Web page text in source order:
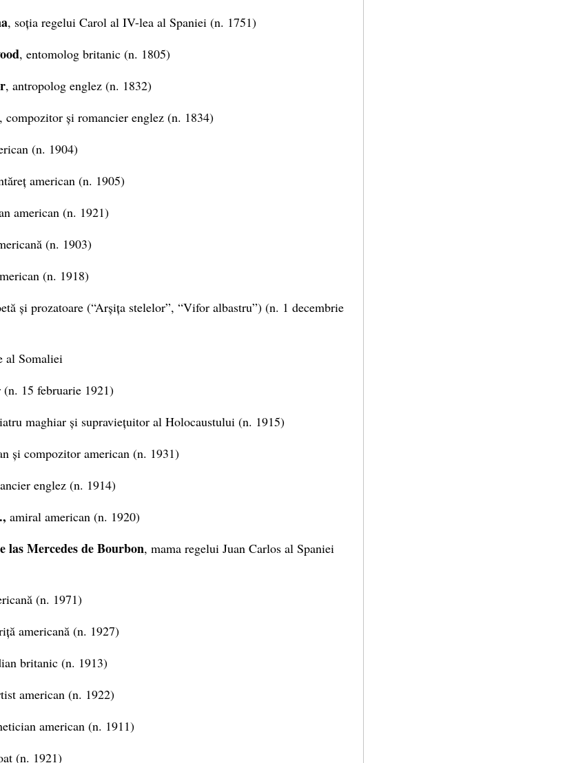
, soția regelui Carol al IV-lea al Spaniei (n. 1751)
, entomolog britanic (n. 1805)
, antropolog englez (n. 1832)
, compozitor și romancier englez (n. 1834)
(n. 1904)
american (n. 1905)
american (n. 1921)
(n. 1903)
(n. 1918)
și prozatoare (“Arșița stelelor”, “Vifor albastru”) (n. 1 decembrie
al Somaliei
15 februarie 1921)
maghiar și supraviețuitor al Holocaustului (n. 1915)
și compozitor american (n. 1931)
englez (n. 1914)
amiral american (n. 1920)
las Mercedes de Bourbon, mama regelui Juan Carlos al Spaniei
(n. 1971)
americană (n. 1927)
britanic (n. 1913)
american (n. 1922)
american (n. 1911)
(n. 1921)